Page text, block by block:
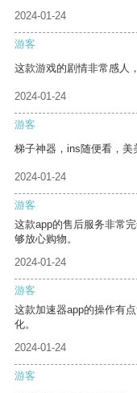
2024-01-24
游客
这款游戏的剧情非常感人
2024-01-24
游客
梯子神器，ins随便看，美
2024-01-24
游客
这款app的售后服务非常
够放心购物。
2024-01-24
游客
这款加速器app的操作有
化。
2024-01-24
游客